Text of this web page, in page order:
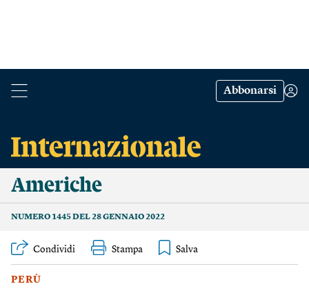
Abbonarsi
Americhe
NUMERO 1445 DEL 28 GENNAIO 2022
Condividi Stampa
PERÙ